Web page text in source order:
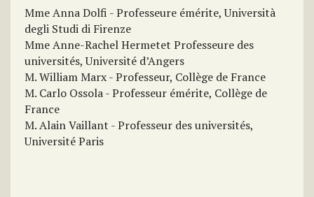
Mme Anna Dolfi - Professeure émérite, Università
degli Studi di Firenze
Mme Anne-Rachel Hermetet Professeure des
universités, Université d’Angers
M. William Marx - Professeur, Collège de France
M. Carlo Ossola - Professeur émérite, Collège de
France
M. Alain Vaillant - Professeur des universités,
Université Paris